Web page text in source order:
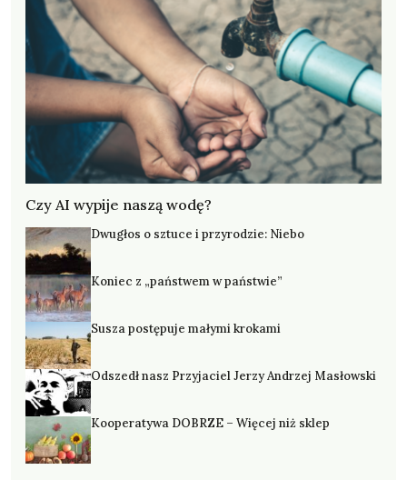
Czy AI wypije naszą wodę?
Dwugłos o sztuce i przyrodzie: Niebo
Koniec z „państwem w państwie”
Susza postępuje małymi krokami
Odszedł nasz Przyjaciel Jerzy Andrzej Masłowski
Kooperatywa DOBRZE – Więcej niż sklep